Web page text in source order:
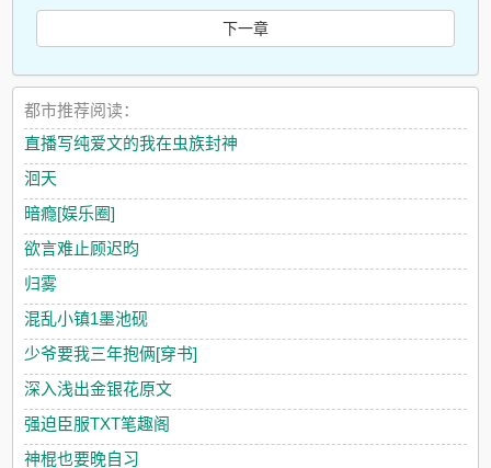
下一章
都市推荐阅读：
直播写纯爱文的我在虫族封神
洄天
暗瘾[娱乐圈]
欲言难止顾迟昀
归雾
混乱小镇1墨池砚
少爷要我三年抱俩[穿书]
深入浅出金银花原文
强迫臣服TXT笔趣阁
神棍也要晚自习